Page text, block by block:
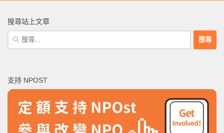
搜尋站上文章
搜
尋
字:
支持 NPOST